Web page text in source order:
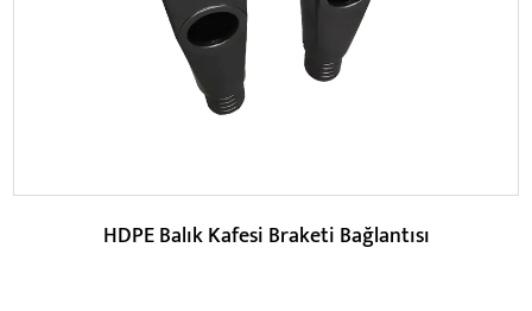
DEVAMINI OKU
HDPE Balık Kafesi Braketi Bağlantısı